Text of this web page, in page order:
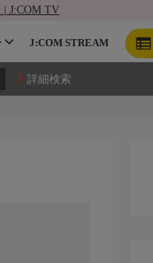
J:COM TV
J:COM STREAM
詳細検索